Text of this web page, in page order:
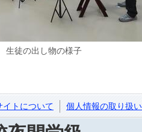
生徒の出し物の様子
イトについて 個人情報の取り扱い